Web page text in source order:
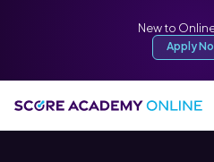
New to
Apply